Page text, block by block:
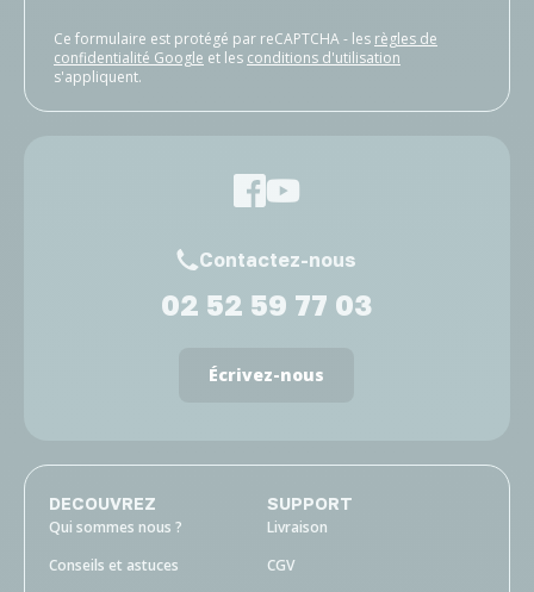
Ce formulaire est protégé par reCAPTCHA - les règles de
confidentialité Google et les conditions d'utilisation
s'appliquent.
Contactez-nous
02 52 59 77 03
Écrivez-nous
DECOUVREZ
Qui sommes nous ?
Conseils et astuces
SUPPORT
Livraison
CGV